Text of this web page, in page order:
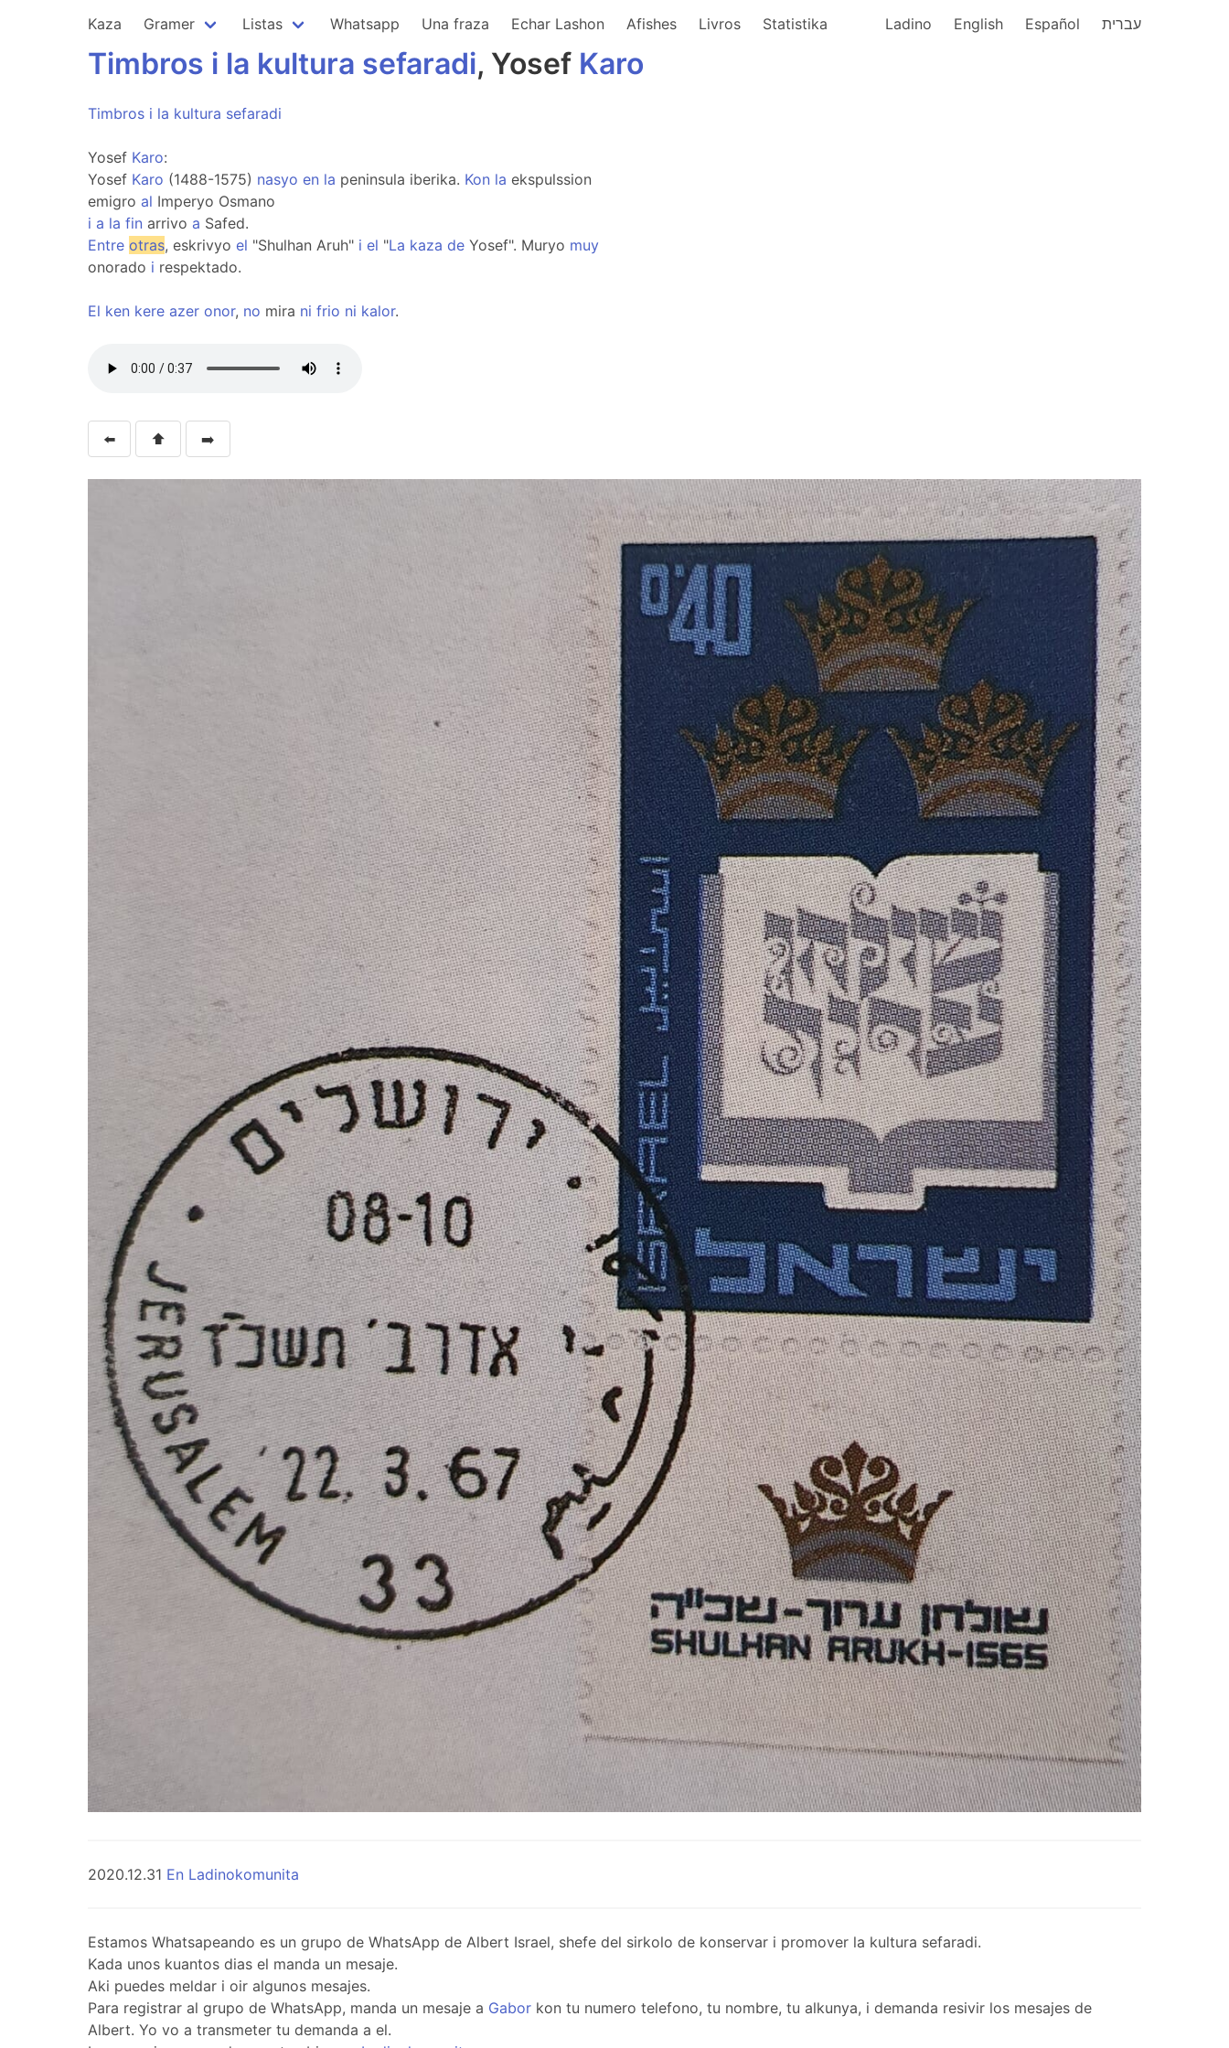
Kaza Gramer Listas Whatsapp Una fraza Echar Lashon Afishes Livros Statistika Ladino English Español עברית
Timbros i la kultura sefaradi, Yosef Karo
Timbros i la kultura sefaradi
Yosef Karo:
Yosef Karo (1488-1575) nasyo en la peninsula iberika. Kon la ekspulssion
emigro al Imperyo Osmano
i a la fin arrivo a Safed.
Entre otras, eskrivyo el "Shulhan Aruh" i el "La kaza de Yosef". Muryo muy
onorado i respektado.
El ken kere azer onor, no mira ni frio ni kalor.
⬅️ ⬆️ ➡️
2020.12.31 En Ladinokomunita
Estamos Whatsapeando es un grupo de WhatsApp de Albert Israel, shefe del sirkolo de konservar i promover la kultura sefaradi.
Kada unos kuantos dias el manda un mesaje.
Aki puedes meldar i oir algunos mesajes.
Para registrar al grupo de WhatsApp, manda un mesaje a Gabor kon tu numero telefono, tu nombre, tu alkunya, i demanda resivir los mesajes de
Albert. Yo vo a transmeter tu demanda a el.